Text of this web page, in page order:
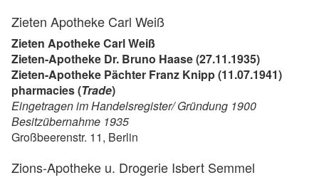
Zieten Apotheke Carl Weiß
Zieten Apotheke Carl Weiß
Zieten-Apotheke Dr. Bruno Haase (27.11.1935)
Zieten-Apotheke Pächter Franz Knipp (11.07.1941)
pharmacies (Trade)
Eingetragen im Handelsregister/ Gründung 1900
Besitzübernahme 1935
Großbeerenstr. 11, Berlin
Zions-Apotheke u. Drogerie Isbert Semmel